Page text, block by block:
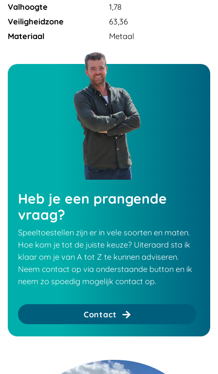
Valhoogte
1,78
Veiligheidzone
63,36
Materiaal
Metaal
Heb je een prangende
vraag?
Speeltoestellen zijn er in vele soorten en maten.
Hoe kom je tot de juiste keuze? Uiteraard sta ik
klaar om je van A tot Z te kunnen adviseren.
Neem contact op via onderstaande button en ik
neem zo spoedig mogelijk contact op.
Contact